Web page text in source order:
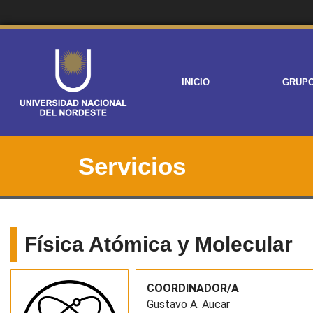
INICIO
Servicios
Física Atómica y Molecular
COORDINADOR/A
Gustavo A. Aucar